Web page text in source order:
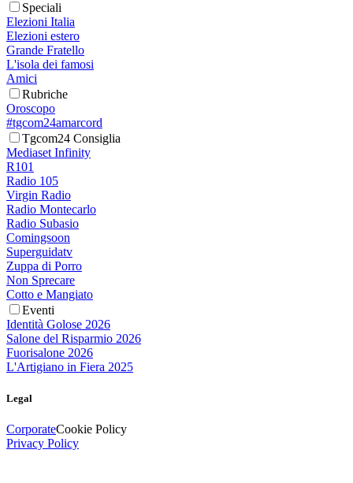
Speciali
Elezioni Italia
Elezioni estero
Grande Fratello
L'isola dei famosi
Amici
Rubriche
Oroscopo
#tgcom24amarcord
Tgcom24 Consiglia
Mediaset Infinity
R101
Radio 105
Virgin Radio
Radio Montecarlo
Radio Subasio
Comingsoon
Superguidatv
Zuppa di Porro
Non Sprecare
Cotto e Mangiato
Eventi
Identità Golose 2026
Salone del Risparmio 2026
Fuorisalone 2026
L'Artigiano in Fiera 2025
Legal
CorporateCookie Policy
Privacy Policy